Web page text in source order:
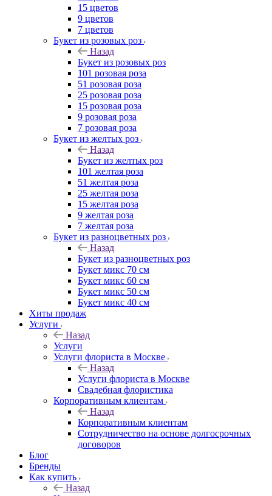
15 цветов
9 цветов
7 цветов
Букет из розовых роз
Назад
Букет из розовых роз
101 розовая роза
51 розовая роза
25 розовая роза
15 розовая роза
9 розовая роза
7 розовая роза
Букет из желтых роз
Назад
Букет из желтых роз
101 желтая роза
51 желтая роза
25 желтая роза
15 желтая роза
9 желтая роза
7 желтая роза
Букет из разноцветных роз
Назад
Букет из разноцветных роз
Букет микс 70 см
Букет микс 60 см
Букет микс 50 см
Букет микс 40 см
Хиты продаж
Услуги
Назад
Услуги
Услуги флориста в Москве
Назад
Услуги флориста в Москве
Свадебная флористика
Корпоративным клиентам
Назад
Корпоративным клиентам
Сотрудничество на основе долгосрочных
договоров
Блог
Бренды
Как купить
Назад